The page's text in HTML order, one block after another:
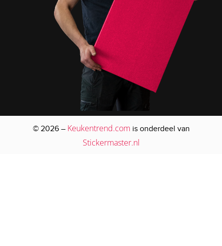
© 2026 – Keukentrend.com is onderdeel van
Stickermaster.nl